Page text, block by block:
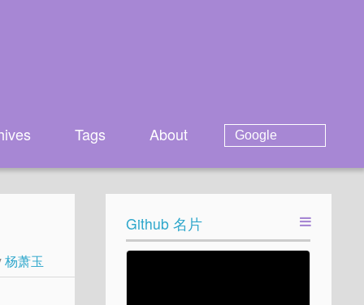
Tags About
杨萧玉
Github 名片